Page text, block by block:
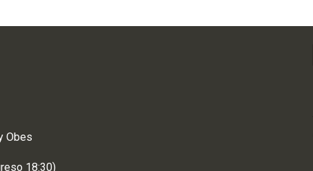
Obes
18:30)